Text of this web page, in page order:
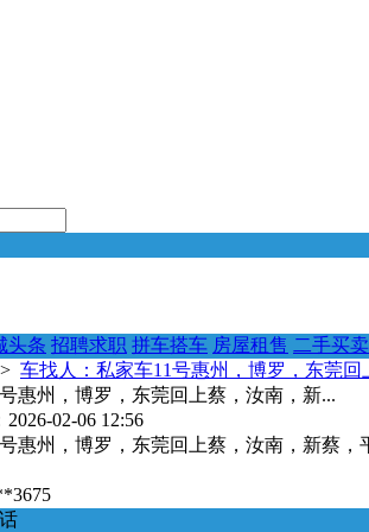
头条 招聘求职 拼车搭车 房屋租售 二手买卖
> 车找人：私家车11号惠州，博罗，东莞回
惠州，博罗，东莞回上蔡，汝南，新...
02-06 12:56
惠州，博罗，东莞回上蔡，汝南，新蔡，